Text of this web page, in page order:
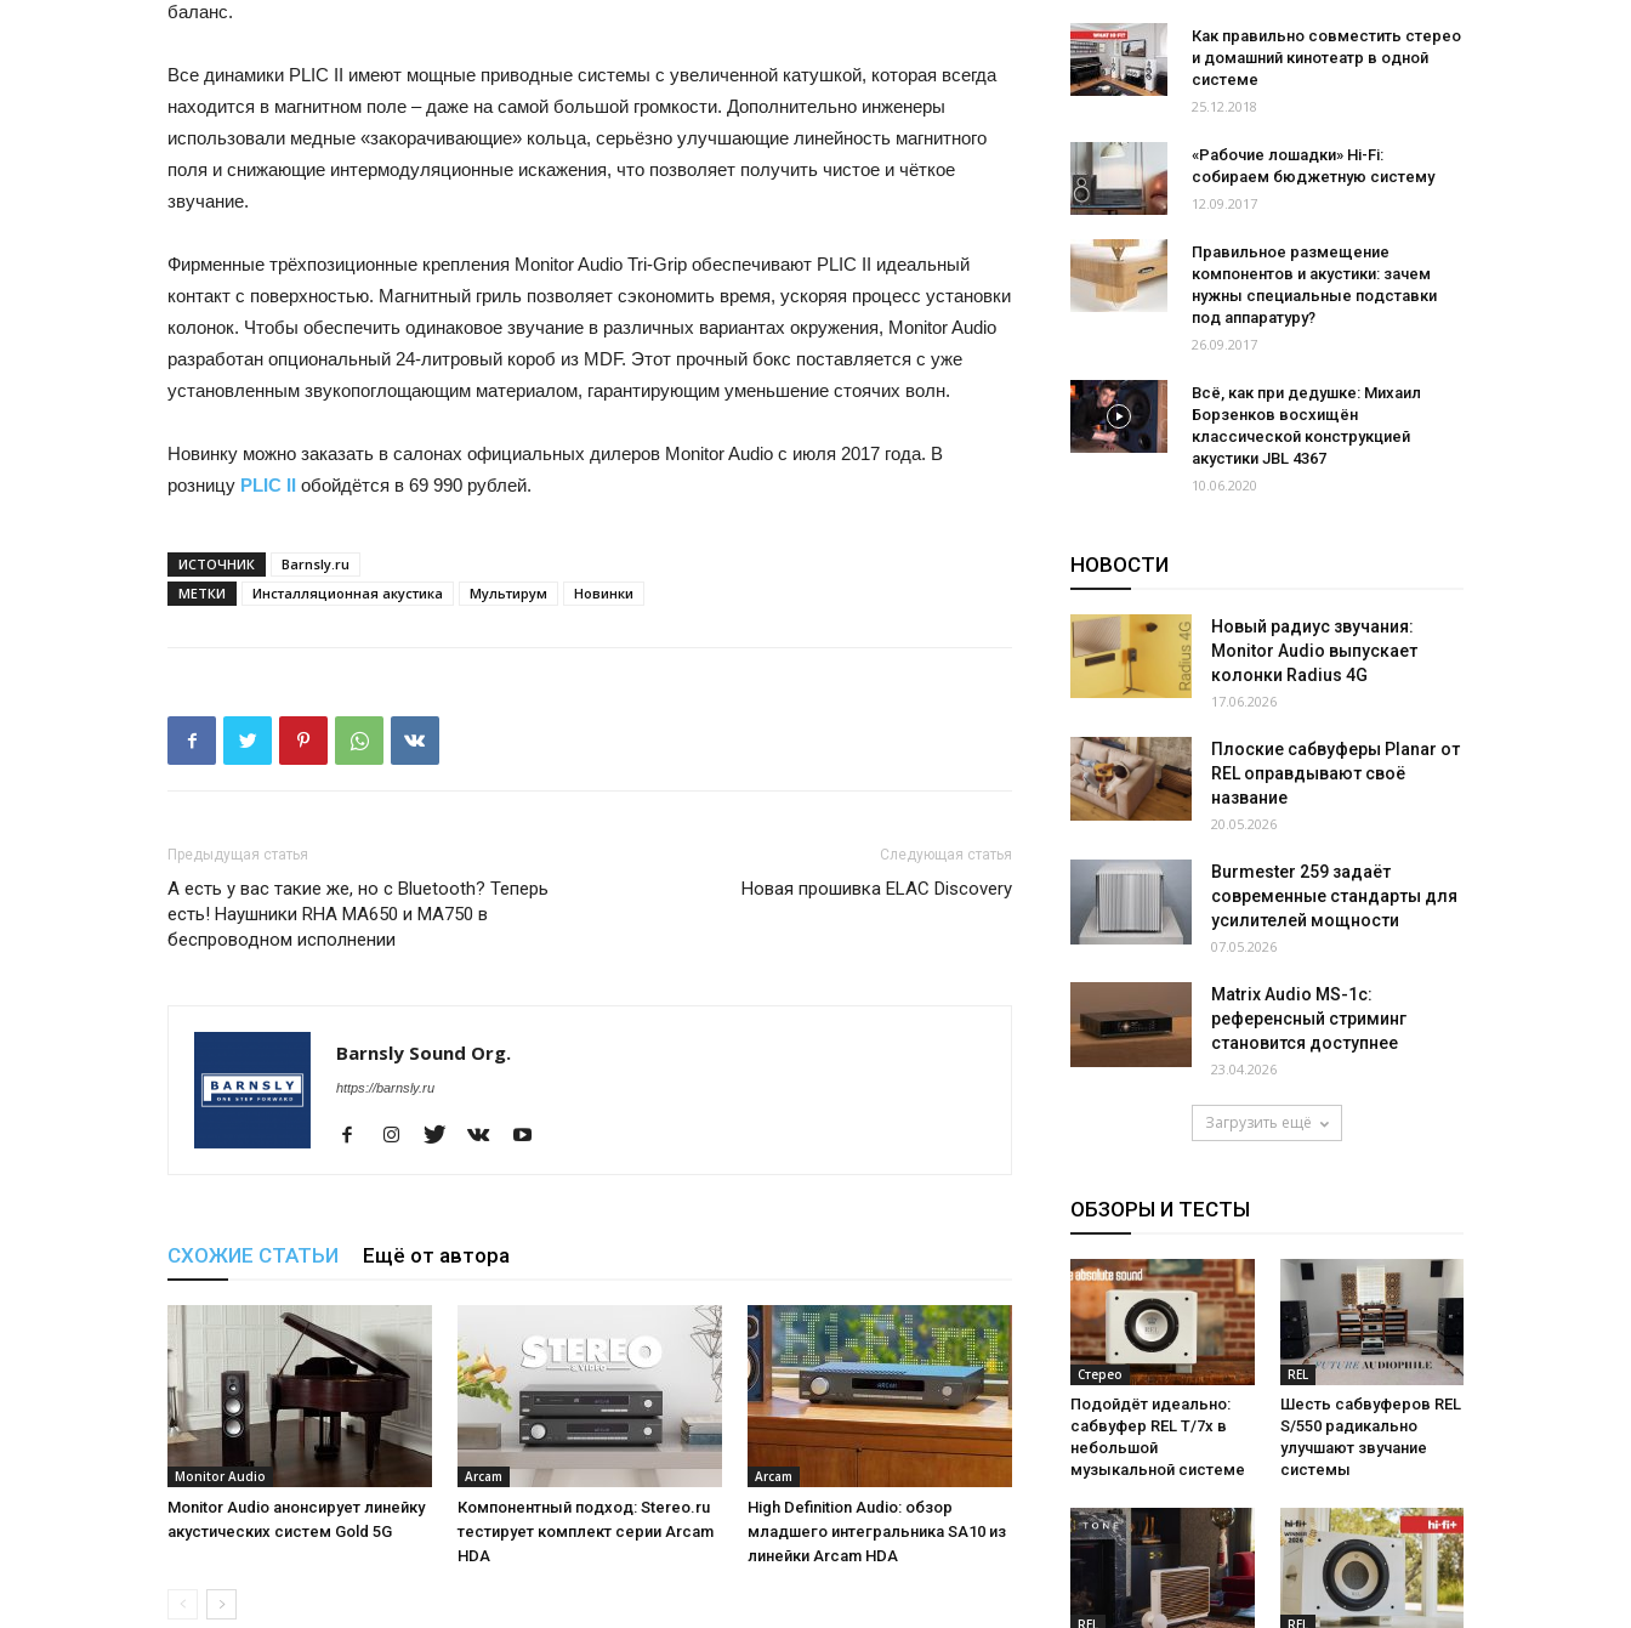
баланс.
Все динамики PLIC II имеют мощные приводные системы с увеличенной катушкой, которая всегда
находится в магнитном поле – даже на самой большой громкости. Дополнительно инженеры
использовали медные «закорачивающие» кольца, серьёзно улучшающие линейность магнитного
поля и снижающие интермодуляционные искажения, что позволяет получить чистое и чёткое
звучание.
Фирменные трёхпозиционные крепления Monitor Audio Tri-Grip обеспечивают PLIC II идеальный
контакт с поверхностью. Магнитный гриль позволяет сэкономить время, ускоряя процесс установки
колонок. Чтобы обеспечить одинаковое звучание в различных вариантах окружения, Monitor Audio
разработан опциональный 24-литровый короб из MDF. Этот прочный бокс поставляется с уже
установленным звукопоглощающим материалом, гарантирующим уменьшение стоячих волн.
Новинку можно заказать в салонах официальных дилеров Monitor Audio с июля 2017 года. В
розницу PLIC II обойдётся в 69 990 рублей.
ИСТОЧНИК
Barnsly.ru
МЕТКИ
Инсталляционная акустика Мультирум Новинки
Предыдущая статья
А есть у вас такие же, но с Bluetooth? Теперь
есть! Наушники RHA MA650 и MA750 в
беспроводном исполнении
Следующая статья
Новая прошивка ELAC Discovery
Barnsly Sound Org.
https://barnsly.ru
СХОЖИЕ СТАТЬИ Ещё от автора
Monitor Audio
Monitor Audio анонсирует линейку
акустических систем Gold 5G
Arcam
Компонентный подход: Stereo.ru
тестирует комплект серии Arcam
HDA
Arcam
High Definition Audio: обзор
младшего интегральника SA10 из
линейки Arcam HDA
Как правильно совместить стерео
и домашний кинотеатр в одной
системе
25.12.2018
«Рабочие лошадки» Hi-Fi:
собираем бюджетную систему
12.09.2017
Правильное размещение
компонентов и акустики: зачем
нужны специальные подставки
под аппаратуру?
26.09.2017
Всё, как при дедушке: Михаил
Борзенков восхищён
классической конструкцией
акустики JBL 4367
10.06.2020
НОВОСТИ
Новый радиус звучания:
Monitor Audio выпускает
колонки Radius 4G
17.06.2026
Плоские сабвуферы Planar от
REL оправдывают своё
название
20.05.2026
Burmester 259 задаёт
современные стандарты для
усилителей мощности
07.05.2026
Matrix Audio MS-1c:
референсный стриминг
становится доступнее
23.04.2026
Загрузить ещё
ОБЗОРЫ И ТЕСТЫ
Стерео
Подойдёт идеально:
сабвуфер REL T/7x в
небольшой
музыкальной системе
REL
Шесть сабвуферов REL
S/550 радикально
улучшают звучание
системы
REL REL